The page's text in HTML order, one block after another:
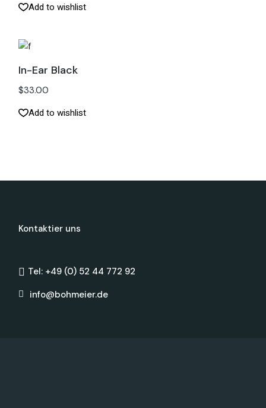
Add to wishlist
In-Ear Black
$33.00
Add to wishlist
Kontaktier uns
Tel: +49 (0) 52 44 772 92
info@bohmeier.de